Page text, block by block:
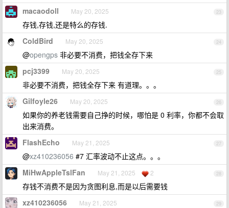
23
macaodoll May 20, 2025
存钱,存钱,还是特么的存钱.
24
ColdBird May 20, 2025
@opengps 非必要不消费，把钱全存下来
25
pcj3399 May 20, 2025
非必要不消费，把钱全存下来 有道理。。。
26
Gilfoyle26 May 20, 2025
如果你的养老钱需要自己挣的时候，哪怕是 0 利率，你都不会取
出来消费。
27
FlashEcho May 21, 2025
@xz410236056 #7 汇率波动不止这点。。。
28
MiHwAppleTslFan May 21, 2025 2
存钱不消费不是因为贪图利息,而是以后需要钱
29
xz410236056 May 21, 2025